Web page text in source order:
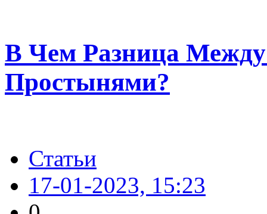
В Чем Разница
Простынями?
Статьи
17-01-2023, 15:23